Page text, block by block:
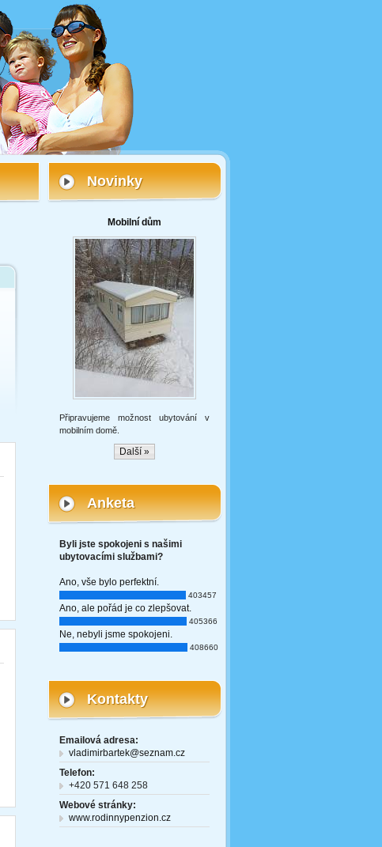
Novinky
Mobilní dům
Připravujeme možnost ubytování v
mobilním domě.
Další »
Anketa
Byli jste spokojeni s našimi
ubytovacími službami?
Ano, vše bylo perfektní.
403457
Ano, ale pořád je co zlepšovat.
405366
Ne, nebyli jsme spokojeni.
408660
Kontakty
Emailová adresa:
vladimirbartek@seznam.cz
Telefon:
+420 571 648 258
Webové stránky:
www.rodinnypenzion.cz